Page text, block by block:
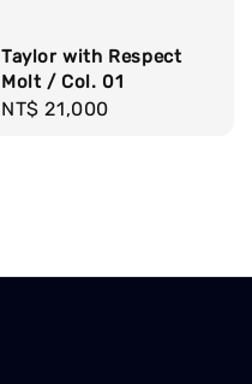
Taylor with Respect
Molt / Col. 01
Regular
NT$ 21,000